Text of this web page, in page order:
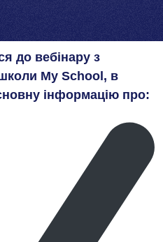
до вебінару з
My School, в
інформацію про: